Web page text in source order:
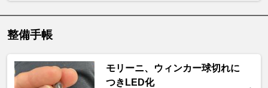
整備手帳
モリーニ、ウィンカー球切れに
つきLED化